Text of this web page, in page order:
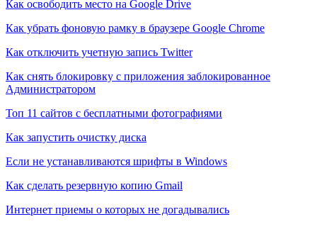
Как освободить место на Google Drive
Как убрать фоновую рамку в браузере Google Chrome
Как отключить учетную запись Twitter
Как снять блокировку с приложения заблокированное
Администратором
Топ 11 сайтов с бесплатными фотографиями
Как запустить очистку диска
Если не устанавливаются шрифты в Windows
Как сделать резервную копию Gmail
Интернет приемы о которых не догадывались